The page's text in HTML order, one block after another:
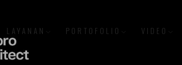
LAYANAN PORTOFOLIO VIDEO